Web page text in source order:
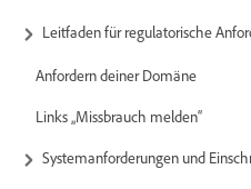
Leitfaden für regulatorische
Anfordern deiner Domäne
Links „Missbrauch melden“
Systemanforderungen und